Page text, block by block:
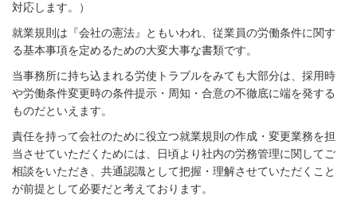
対応します。）
就業規則は『会社の憲法』ともいわれ、従業員の労働条件に関す
る基本事項を定めるための大変大事な書類です。
当事務所に持ち込まれる労使トラブルをみても大部分は、採用時
や労働条件変更時の条件提示・周知・合意の不徹底に端を発する
ものだといえます。
責任を持って会社のために役立つ就業規則の作成・変更業務を担
当させていただくためには、日頃より社内の労務管理に関してご
相談をいただき、共通認識として把握・理解させていただくこと
が前提として必要だと考えております。